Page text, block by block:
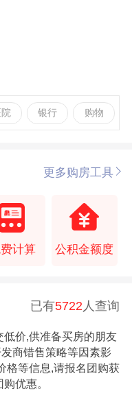
院 银行 购物
更多购房工具
计算 公积金额度
已有5722人查询
低价,供准备买房的朋友
商错售策略等因素影
格等信息,请报名团购获
优惠。